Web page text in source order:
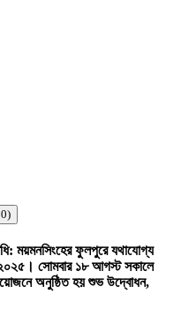
ময়মনসিংহের ফুলপুরে যথাযোগ্য
২০২৫। সোমবার ১৮ আগস্ট সকালে
অনুষ্ঠিত হয় শুভ উদ্বোধন,